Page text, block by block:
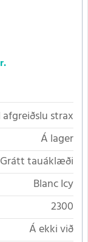
afgreiðslu strax
Á lager
Grátt tauáklæði
Blanc Icy
2300
Á ekki við